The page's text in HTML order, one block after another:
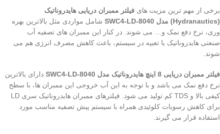
برخی از مهم ترین مزیت های فیلتر ممبران دریایی هایدروناتیک
(Hydranautics) مدل SWC4-LD-8040
شامل مواردی مثل بالاترین بهره
وری، نرخ دفع نمک و… می شوند. در کنار این ممبران های تصفیه آب
صنعتی هایدروناتیک با تعبیه در سیستم، باعث کاهش مصرف انرژی هم می
شوند.
فیلتر ممبران دریایی 8 اینچ هایدروناتیک مدل SWC4-LD-8040
دارای بالاترین
نرخ دفع نمک می باشد و با توجه به این آب خروجی این ممبران ها، با سطح
کیفی بالا و TDS کم تولید می شود. فیلترهای ممبران هایدروناتیک سری LD
برای کاهش رسوبات کلوئیدی همراه با سیستم پیش تصفیه مناسب مورد
استفاده قرار می گیرند.